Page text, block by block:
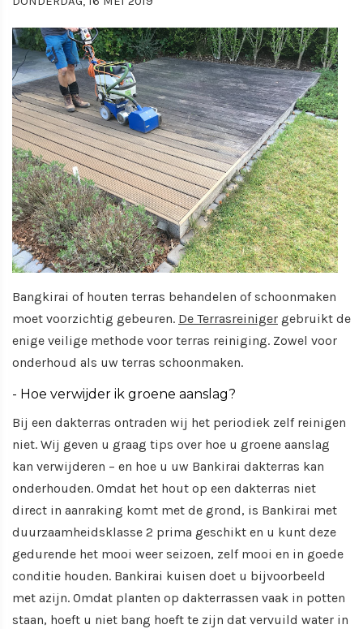
Bangkirai of houten terras behandelen of schoonmaken
moet voorzichtig gebeuren. De Terrasreiniger gebruikt de
enige veilige methode voor terras reiniging. Zowel voor
onderhoud als uw terras schoonmaken.
- Hoe verwijder ik groene aanslag?
Bij een dakterras ontraden wij het periodiek zelf reinigen
niet. Wij geven u graag tips over hoe u groene aanslag
kan verwijderen – en hoe u uw Bankirai dakterras kan
onderhouden. Omdat het hout op een dakterras niet
direct in aanraking komt met de grond, is Bankirai met
duurzaamheidsklasse 2 prima geschikt en u kunt deze
gedurende het mooi weer seizoen, zelf mooi en in goede
conditie houden. Bankirai kuisen doet u bijvoorbeeld
met azijn. Omdat planten op dakterrassen vaak in potten
staan, hoeft u niet bang hoeft te zijn dat vervuild water in